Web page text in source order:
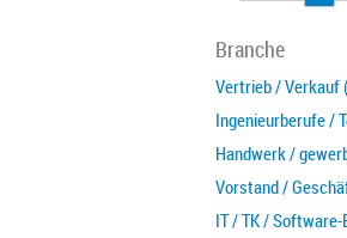
Branche
Vertrieb / Verkauf
Ingenieurberufe /
Handwerk /
Vorstand /
IT / TK /